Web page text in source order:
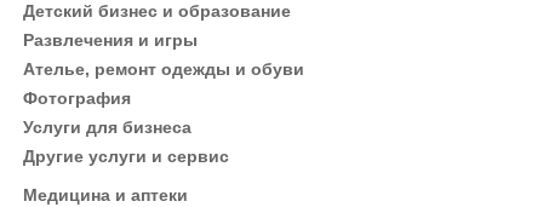
Детский бизнес и образование
Развлечения и игры
Ателье, ремонт одежды и обуви
Фотография
Услуги для бизнеса
Другие услуги и сервис
Медицина и аптеки